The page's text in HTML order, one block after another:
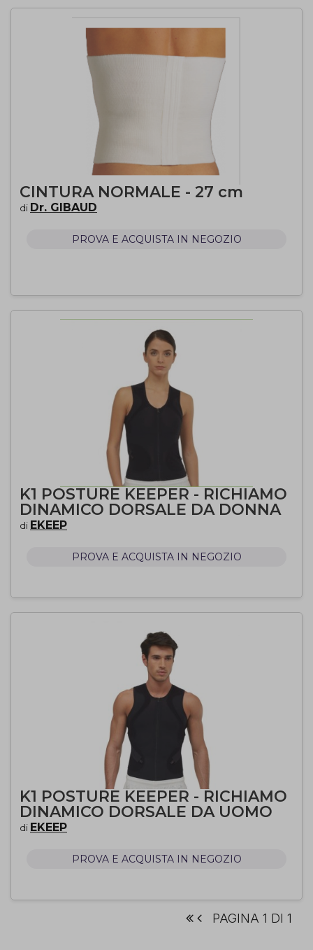
CINTURA NORMALE - 27 cm
di Dr. GIBAUD
PROVA E ACQUISTA IN NEGOZIO
K1 POSTURE KEEPER - RICHIAMO
DINAMICO DORSALE DA DONNA
di EKEEP
PROVA E ACQUISTA IN NEGOZIO
K1 POSTURE KEEPER - RICHIAMO
DINAMICO DORSALE DA UOMO
di EKEEP
PROVA E ACQUISTA IN NEGOZIO
PAGINA 1 DI 1